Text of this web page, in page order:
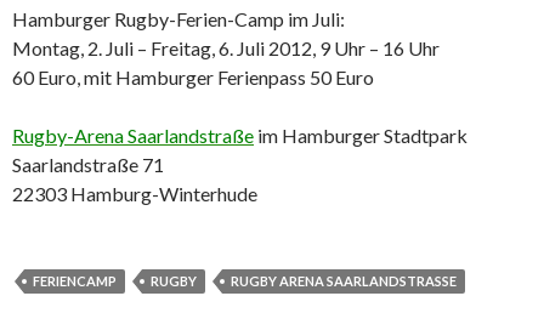
Hamburger Rugby-Ferien-Camp im Juli:
Montag, 2. Juli – Freitag, 6. Juli 2012, 9 Uhr – 16 Uhr
60 Euro, mit Hamburger Ferienpass 50 Euro
Rugby-Arena Saarlandstraße im Hamburger Stadtpark
Saarlandstraße 71
22303 Hamburg-Winterhude
FERIENCAMP RUGBY RUGBY ARENA SAARLANDSTRASSE